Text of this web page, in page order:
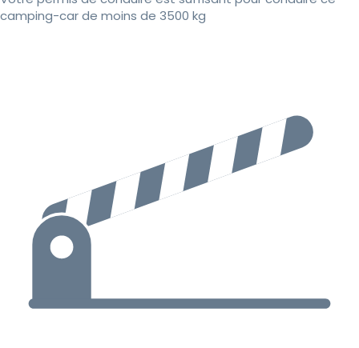
camping-car de moins de 3500 kg